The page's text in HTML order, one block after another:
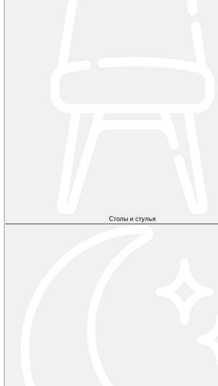
Столы и стулья